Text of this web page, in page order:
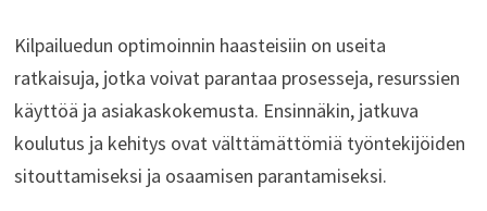
Kilpailuedun optimoinnin haasteisiin on useita
ratkaisuja, jotka voivat parantaa prosesseja, resurssien
käyttöä ja asiakaskokemusta. Ensinnäkin, jatkuva
koulutus ja kehitys ovat välttämättömiä työntekijöiden
sitouttamiseksi ja osaamisen parantamiseksi.